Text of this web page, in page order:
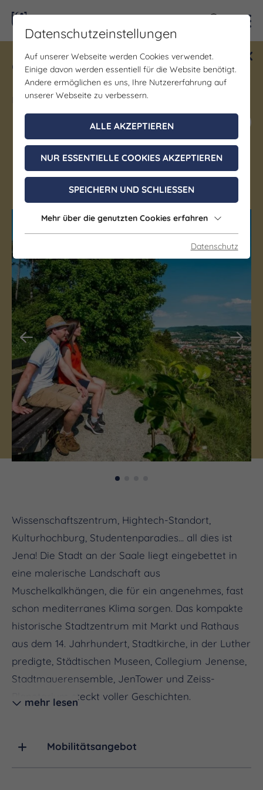
Gewinne ein Blind Date mit Saale-
Unstrut! Teilnahme vom 1.7. - 18.12.
möglich.
Jetzt mitmachen
Jena
Wissenschaftszentrum, Hightech-Standort,
Kulturhochburg, Studentenparadies... all dies ist
Jena! Die Stadt an der Saale liegt eingebettet in
eine malerische Landschaft aus
Muschelkalkhängen, die für ein angenehmes, fast
schon mediterranes Klima sorgen. Das kompakte
historische Stadtzentrum mit Markt und Rathaus
aus dem 14. Jahrhundert, Stadtkirche, in der Luther
predigte, Städtischen Museen, Collegium Jenense,
Stadtmauerensemble, JenTower und Zeiss-
Planetarium steckt voller Geschichten.
einem niedrigen Altersdurchschnitt. In den
mehr lesen
Mobilitätsangebot
Datenschutzeinstellungen
Auf unserer Webseite werden Cookies verwendet.
Einige davon werden essentiell für die Website benötigt.
Andere ermöglichen es uns, Ihre Nutzererfahrung auf
unserer Webseite zu verbessern.
ALLE AKZEPTIEREN
NUR ESSENTIELLE COOKIES AKZEPTIEREN
SPEICHERN UND SCHLIESSEN
Mehr über die genutzten Cookies erfahren
Datenschutz